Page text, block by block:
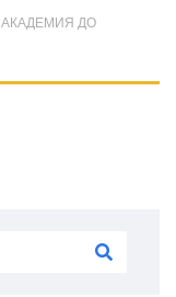
АКАДЕМИЯ ДО